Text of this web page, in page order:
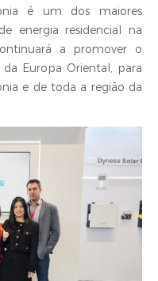
é um dos maiores
energia residencial na
a promover o
Europa Oriental, para
e de toda a região da